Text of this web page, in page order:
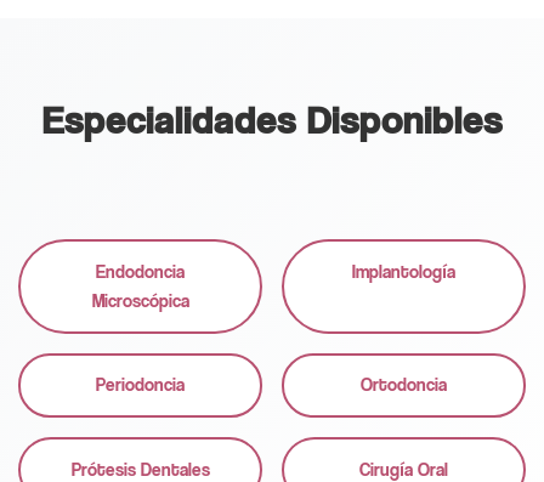
Especialidades Disponibles
Endodoncia
Microscópica
Implantología
Periodoncia Ortodoncia
Prótesis Dentales Cirugía Oral